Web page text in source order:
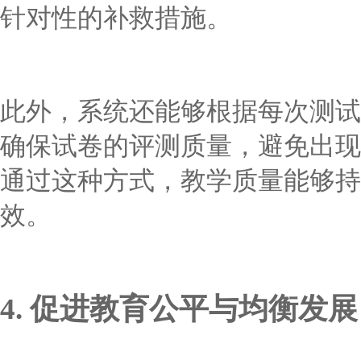
针对性的补救措施。
此外，系统还能够根据每次测
确保试卷的评测质量，避免出
通过这种方式，教学质量能够
效。
4. 促进教育公平与均衡发展